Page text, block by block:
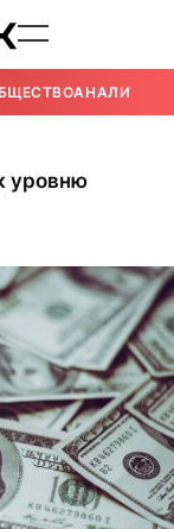
АНАЛИТИКА
уровню